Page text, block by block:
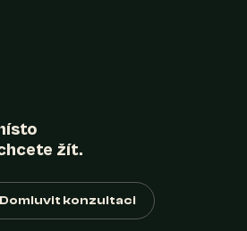
žít.
Domluvit konzultaci